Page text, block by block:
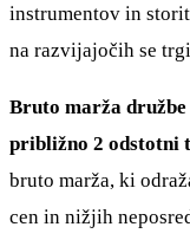
instrumentov in
na razvijajočih se
Bruto marža
približno 2 odstotni
bruto marža, ki
cen in nižjih